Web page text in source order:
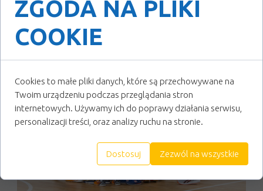
ZGODA NA PLIKI
COOKIE
Cookies to małe pliki danych, które są przechowywane na
Twoim urządzeniu podczas przeglądania stron
internetowych. Używamy ich do poprawy działania serwisu,
personalizacji treści, oraz analizy ruchu na stronie.
Dostosuj Zezwól na wszystkie